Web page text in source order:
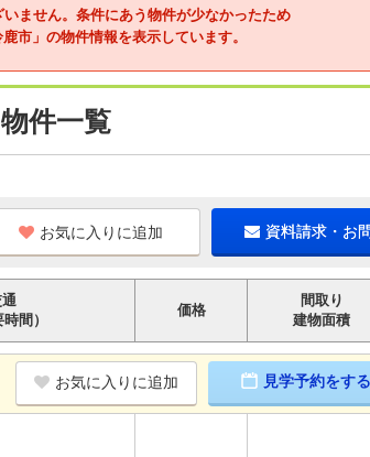
いません。条件にあう物件が少なかったため
市」の物件情報を表示しています。
件一覧
お気に入りに追加 資料請求・お
間）
価格
間取り
建物面積
お気に入りに追加 見学予約をする